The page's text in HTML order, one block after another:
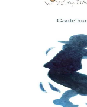
14,00 €
11 vloaz hag ouzhpenn
Ar soner hag ar
Ur gontadenn
ar Gov. Matilin an
bet pedet er friko e-